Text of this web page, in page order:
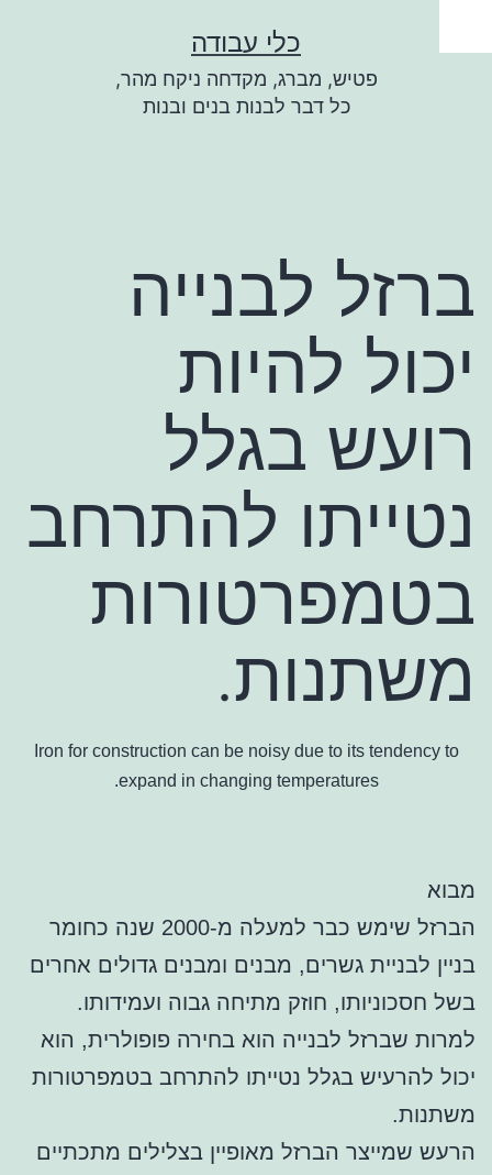
לתוכן
כלי עבודה
פטיש, מברג, מקדחה ניקח מהר,
כל דבר לבנות בנים ובנות
ברזל לבנייה
יכול להיות
רועש בגלל
נטייתו להתרחב
בטמפרטורות
משתנות.
Iron for construction can be noisy due to its tendency to
expand in changing temperatures.
מבוא
הברזל שימש כבר למעלה מ-2000 שנה כחומר
בניין לבניית גשרים, מבנים ומבנים גדולים אחרים
בשל חסכוניותו, חוזק מתיחה גבוה ועמידותו.
למרות שברזל לבנייה הוא בחירה פופולרית, הוא
יכול להרעיש בגלל נטייתו להתרחב בטמפרטורות
משתנות.
הרעש שמייצר הברזל מאופיין בצלילים מתכתיים